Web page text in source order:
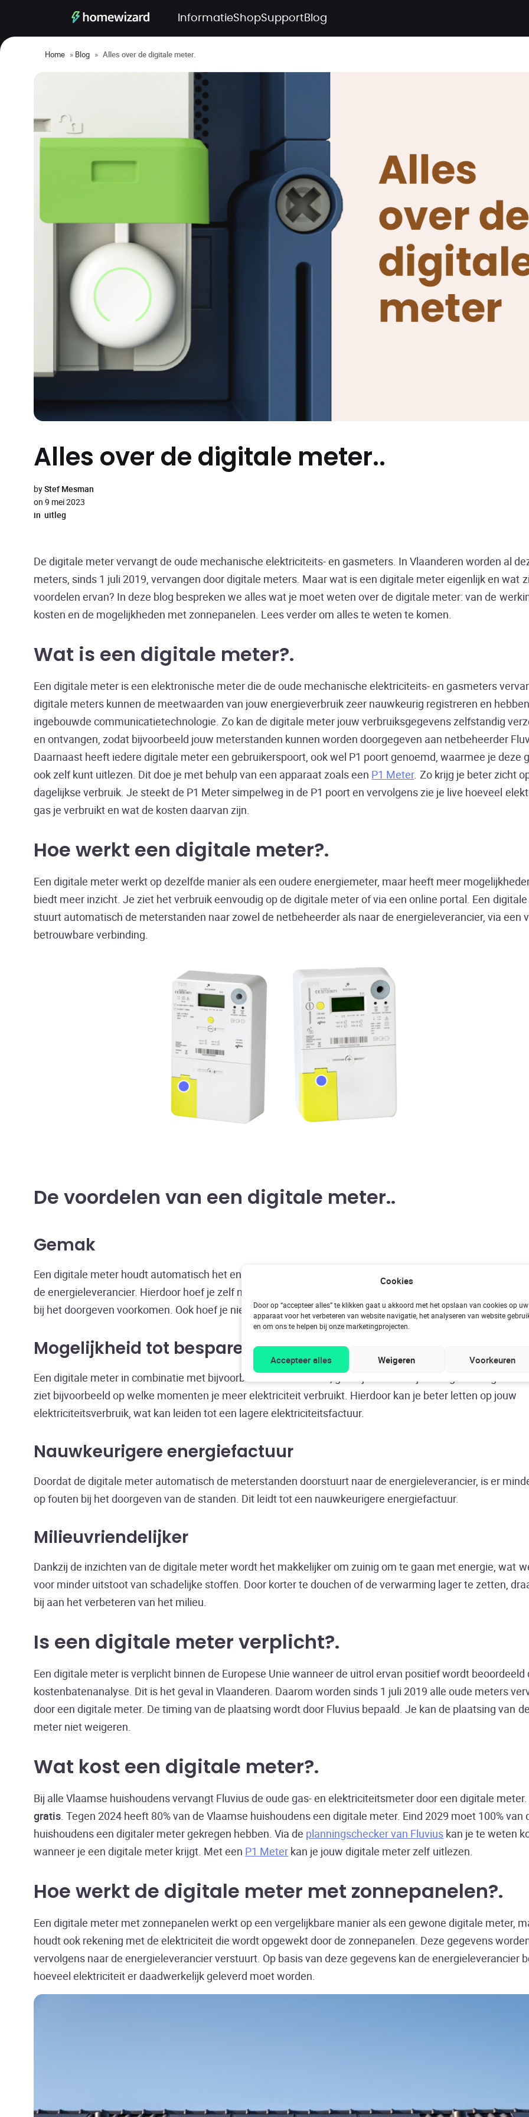
Cookies
Door op “accepteer alles” te klikken gaat u akkoord met het opslaan van cookies op uw
apparaat voor het verbeteren van website navigatie, het analyseren van website
en om ons te helpen bij onze marketingprojecten.
Accepteer alles Weigeren Voorkeuren
InformatieShopSupport Blog
Home » Blog » Alles over de digitale meter.
Alles over de digitale meter.
byStef Mesman
on 9 mei 2023
in uitleg
De digitale meter vervangt de oude mechanische elektriciteits- en gasmeters. In Vlaanderen worden al
meters, sinds 1 juli 2019, vervangen door digitale meters. Maar wat is een digitale meter eigenlijk en wat
voordelen ervan? In deze blog bespreken we alles wat je moet weten over de digitale meter: van de
kosten en de mogelijkheden met zonnepanelen. Lees verder om alles te weten te komen.
Wat is een digitale meter?
Een digitale meter is een elektronische meter die de oude mechanische elektriciteits- en gasmeters
digitale meters kunnen de meetwaarden van jouw energieverbruik zeer nauwkeurig registreren en hebben
ingebouwde communicatietechnologie. Zo kan de digitale meter jouw verbruiksgegevens zelfstandig
en ontvangen, zodat bijvoorbeeld jouw meterstanden kunnen worden doorgegeven aan netbeheerder
Daarnaast heeft iedere digitale meter een gebruikerspoort, ook wel P1 poort genoemd, waarmee je deze
ook zelf kunt uitlezen. Dit doe je met behulp van een apparaat zoals een P1 Meter. Zo krijg je beter zicht
dagelijkse verbruik. Je steekt de P1 Meter simpelweg in de P1 poort en vervolgens zie je live hoeveel
gas je verbruikt en wat de kosten daarvan zijn.
Hoe werkt een digitale meter?
Een digitale meter werkt op dezelfde manier als een oudere energiemeter, maar heeft meer
biedt meer inzicht. Je ziet het verbruik eenvoudig op de digitale meter of via een online portal. Een
stuurt automatisch de meterstanden naar zowel de netbeheerder als naar de energieleverancier, via een
betrouwbare verbinding.
De voordelen van een digitale meter.
Gemak
Een digitale meter houdt automatisch het energieverbruik bij en stuurt deze gegevens één keer per dag
de energieleverancier. Hierdoor hoef je zelf niet meer handmatig de meterstanden door te geven en
bij het doorgeven voorkomen. Ook hoef je niet thuis te blijven voor de meteropnemer.
Mogelijkheid tot besparen
Een digitale meter in combinatie met bijvoorbeeld een P1 Meter, geeft je inzicht in jouw eigen
ziet bijvoorbeeld op welke momenten je meer elektriciteit verbruikt. Hierdoor kan je beter letten op jouw
elektriciteitsverbruik, wat kan leiden tot een lagere elektriciteitsfactuur.
Nauwkeurigere energiefactuur
Doordat de digitale meter automatisch de meterstanden doorstuurt naar de energieleverancier, is er
op fouten bij het doorgeven van de standen. Dit leidt tot een nauwkeurigere energiefactuur.
Milieuvriendelijker
Dankzij de inzichten van de digitale meter wordt het makkelijker om zuinig om te gaan met energie, wat
voor minder uitstoot van schadelijke stoffen. Door korter te douchen of de verwarming lager te zetten,
bij aan het verbeteren van het milieu.
Is een digitale meter verplicht?
Een digitale meter is verplicht binnen de Europese Unie wanneer de uitrol ervan positief wordt beoordeeld
kostenbatenanalyse. Dit is het geval in Vlaanderen. Daarom worden sinds 1 juli 2019 alle oude meters
door een digitale meter. De timing van de plaatsing wordt door Fluvius bepaald. Je kan de plaatsing van
meter niet weigeren.
Wat kost een digitale meter?
Bij alle Vlaamse huishoudens vervangt Fluvius de oude gas- en elektriciteitsmeter door een digitale
gratis . Tegen 2024 heeft 80% van de Vlaamse huishoudens een digitale meter. Eind 2029 moet 100% van
huishoudens een digitaler meter gekregen hebben. Via de planningschecker van Fluvius kan je te weten
wanneer je een digitale meter krijgt. Met een P1 Meter kan je jouw digitale meter zelf uitlezen.
Hoe werkt de digitale meter met zonnepanelen?
Een digitale meter met zonnepanelen werkt op een vergelijkbare manier als een gewone digitale meter,
houdt ook rekening met de elektriciteit die wordt opgewekt door de zonnepanelen. Deze gegevens
vervolgens naar de energieleverancier verstuurt. Op basis van deze gegevens kan de energieleverancier
hoeveel elektriciteit er daadwerkelijk geleverd moet worden.